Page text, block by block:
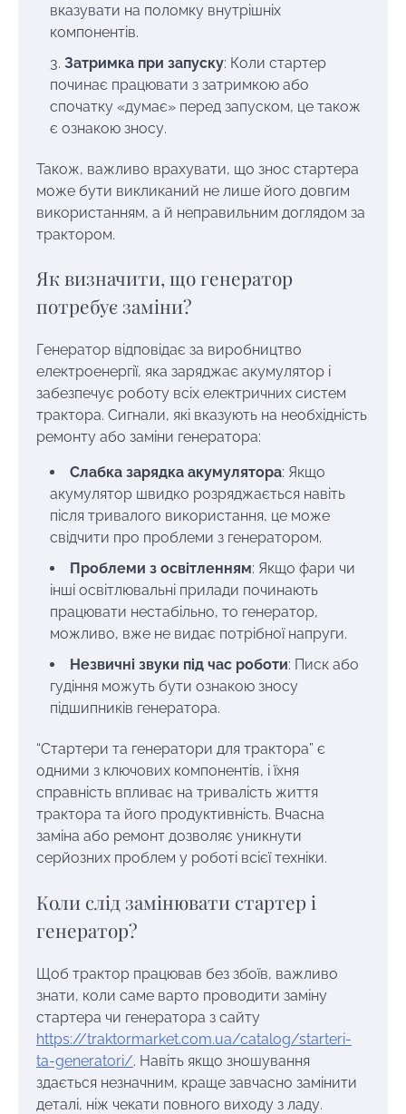
вказувати на поломку внутрішніх
компонентів.
Затримка при запуску: Коли стартер
починає працювати з затримкою або
спочатку «думає» перед запуском, це також
є ознакою зносу.
Також, важливо врахувати, що знос стартера
може бути викликаний не лише його довгим
використанням, а й неправильним доглядом за
трактором.
Як визначити, що генератор
потребує заміни?
Генератор відповідає за виробництво
електроенергії, яка заряджає акумулятор і
забезпечує роботу всіх електричних систем
трактора. Сигнали, які вказують на необхідність
ремонту або заміни генератора:
Слабка зарядка акумулятора: Якщо
акумулятор швидко розряджається навіть
після тривалого використання, це може
свідчити про проблеми з генератором.
Проблеми з освітленням: Якщо фари чи
інші освітлювальні прилади починають
працювати нестабільно, то генератор,
можливо, вже не видає потрібної напруги.
Незвичні звуки під час роботи: Писк або
гудіння можуть бути ознакою зносу
підшипників генератора.
“Стартери та генератори для трактора” є
одними з ключових компонентів, і їхня
справність впливає на тривалість життя
трактора та його продуктивність. Вчасна
заміна або ремонт дозволяє уникнути
серйозних проблем у роботі всієї техніки.
Коли слід замінювати стартер і
генератор?
Щоб трактор працював без збоїв, важливо
знати, коли саме варто проводити заміну
стартера чи генератора з сайту
https://traktormarket.com.ua/catalog/starteri-
ta-generatori/. Навіть якщо зношування
здається незначним, краще завчасно замінити
деталі, ніж чекати повного виходу з ладу.